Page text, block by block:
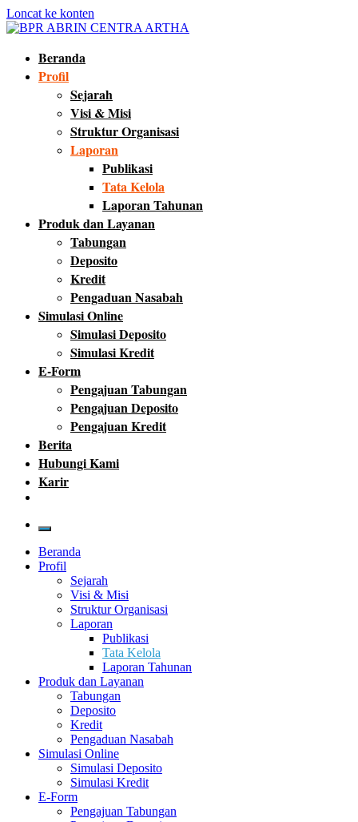
Loncat ke konten
BPR ABRIN CENTRA ARTHA
Maju dan Berkembang Bersama Anda
Beranda
Profil
Sejarah
Visi & Misi
Struktur Organisasi
Laporan
Publikasi
Tata Kelola
Laporan Tahunan
Produk dan Layanan
Tabungan
Deposito
Kredit
Pengaduan Nasabah
Simulasi Online
Simulasi Deposito
Simulasi Kredit
E-Form
Pengajuan Tabungan
Pengajuan Deposito
Pengajuan Kredit
Berita
Hubungi Kami
Karir
Beranda
Profil
Sejarah
Visi & Misi
Struktur Organisasi
Laporan
Publikasi
Tata Kelola
Laporan Tahunan
Produk dan Layanan
Tabungan
Deposito
Kredit
Pengaduan Nasabah
Simulasi Online
Simulasi Deposito
Simulasi Kredit
E-Form
Pengajuan Tabungan